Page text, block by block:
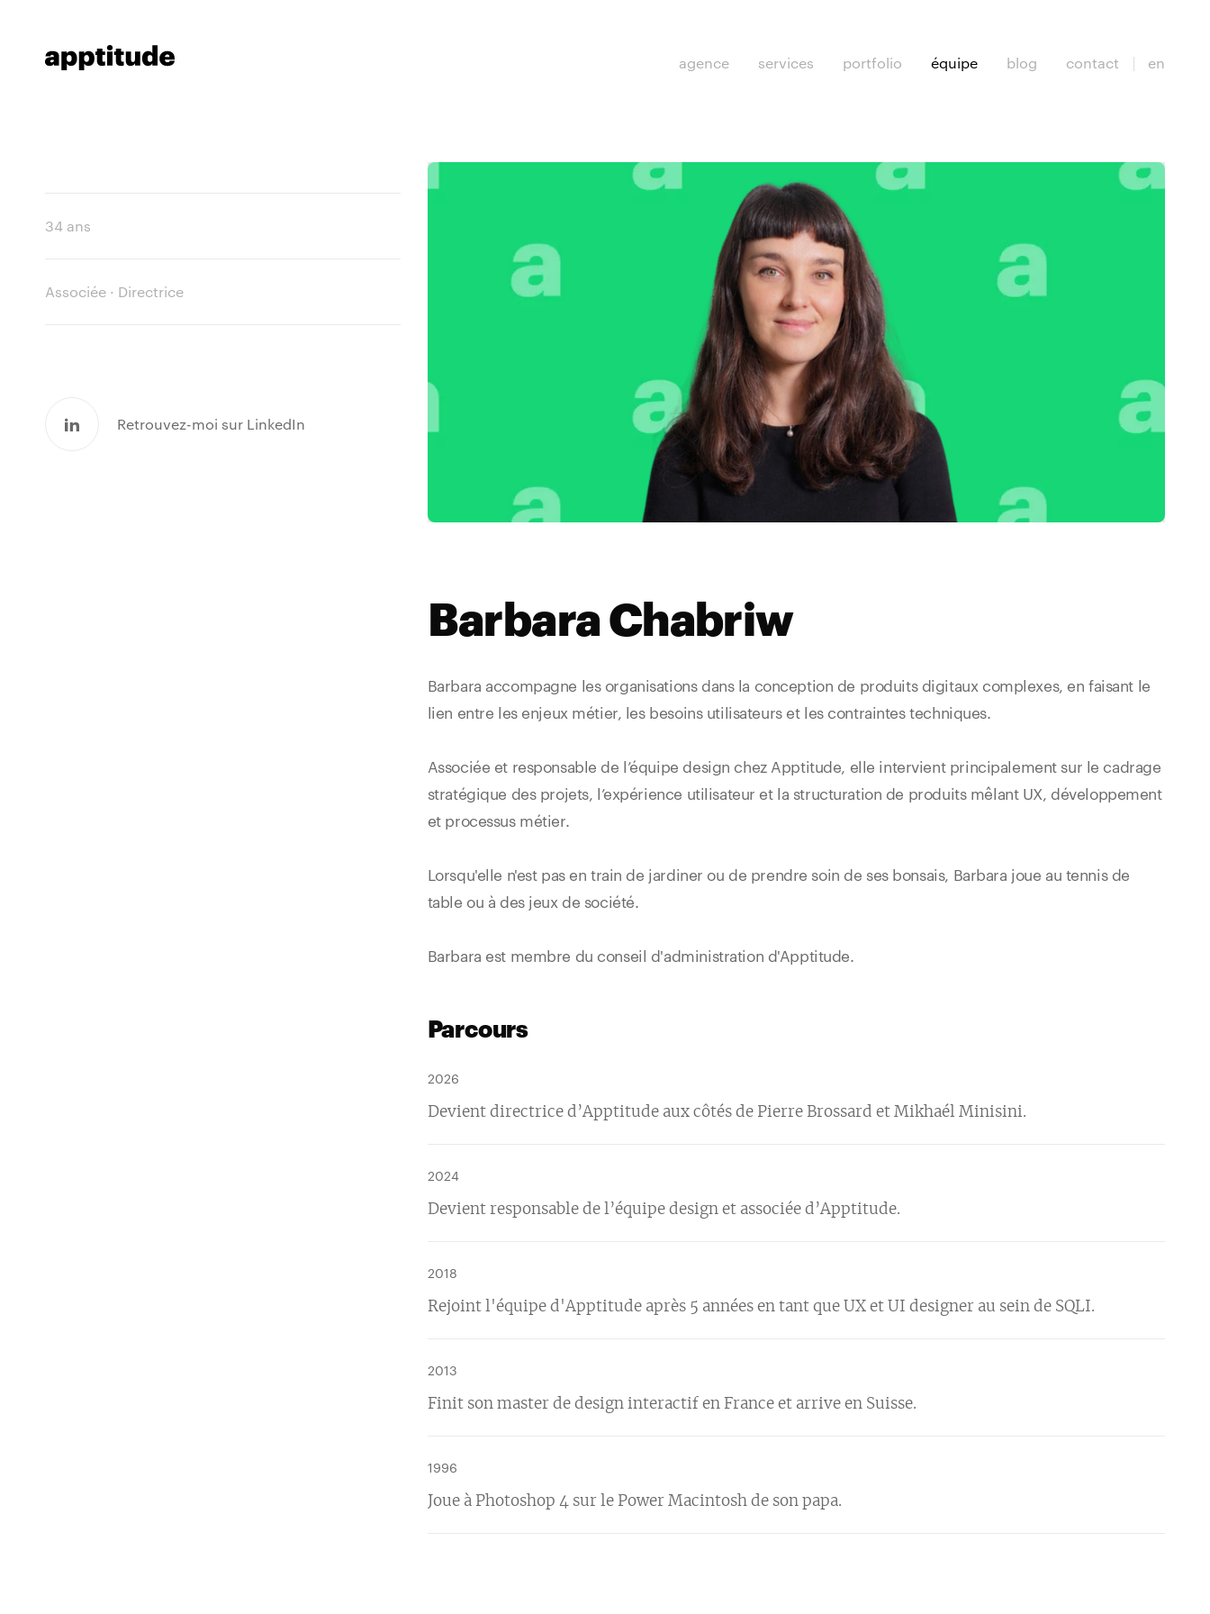
agence services portfolio équipe blog contact en
Barbara Chabriw
Barbara accompagne les organisations dans la conception de produits digitaux complexes, en faisant le
lien entre les enjeux métier, les besoins utilisateurs et les contraintes techniques.
Associée et responsable de l’équipe design chez Apptitude, elle intervient principalement sur le cadrage
stratégique des projets, l’expérience utilisateur et la structuration de produits mêlant UX, développement
et processus métier.
Lorsqu'elle n'est pas en train de jardiner ou de prendre soin de ses bonsais, Barbara joue au tennis de
table ou à des jeux de société.
Barbara est membre du conseil d'administration d'Apptitude.
Parcours
2026
Devient directrice d’Apptitude aux côtés de Pierre Brossard et Mikhaél Minisini.
2024
Devient responsable de l’équipe design et associée d’Apptitude.
2018
Rejoint l'équipe d'Apptitude après 5 années en tant que UX et UI designer au sein de SQLI.
2013
Finit son master de design interactif en France et arrive en Suisse.
1996
Joue à Photoshop 4 sur le Power Macintosh de son papa.
34 ans
Associée · Directrice
Retrouvez-moi sur LinkedIn